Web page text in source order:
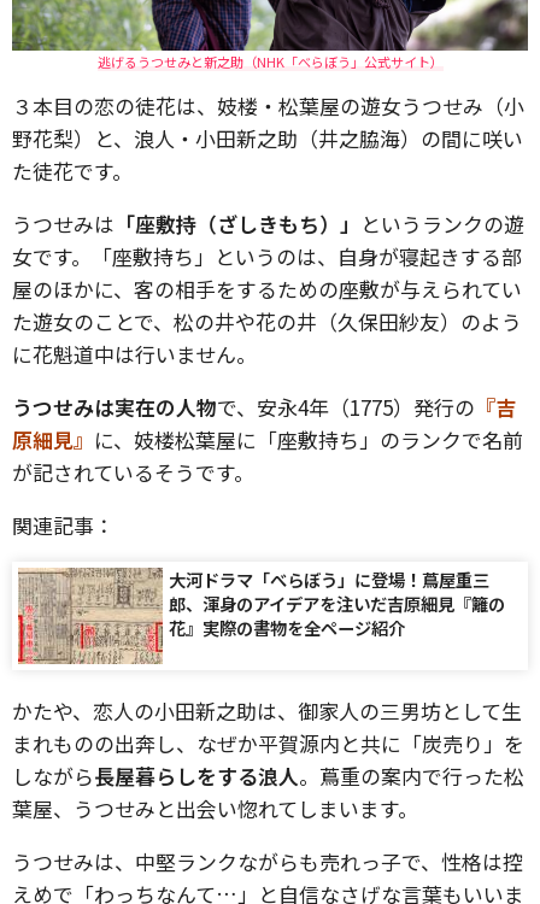
逃げるうつせみと新之助（NHK「べらぼう」公式サイト）
３本目の恋の徒花は、妓楼・松葉屋の遊女うつせみ（小
野花梨）と、浪人・小田新之助（井之脇海）の間に咲い
た徒花です。
うつせみは 「座敷持（ざしきもち）」 というランクの遊
女です。「座敷持ち」というのは、自身が寝起きする部
屋のほかに、客の相手をするための座敷が与えられてい
た遊女のことで、松の井や花の井（久保田紗友）のよう
に花魁道中は行いません。
うつせみは実在の人物で、安永4年（1775）発行の 『吉
原細見』 に、妓楼松葉屋に「座敷持ち」のランクで名前
が記されているそうです。
関連記事：
大河ドラマ「べらぼう」に登場！蔦屋重三
郎、渾身のアイデアを注いだ吉原細見『籬の
花』実際の書物を全ページ紹介
かたや、恋人の小田新之助は、御家人の三男坊として生
まれものの出奔し、なぜか平賀源内と共に「炭売り」を
しながら長屋暮らしをする浪人。蔦重の案内で行った松
葉屋、うつせみと出会い惚れてしまいます。
うつせみは、中堅ランクながらも売れっ子で、性格は控
えめで「わっちなんて…」と自信なさげな言葉もいいま